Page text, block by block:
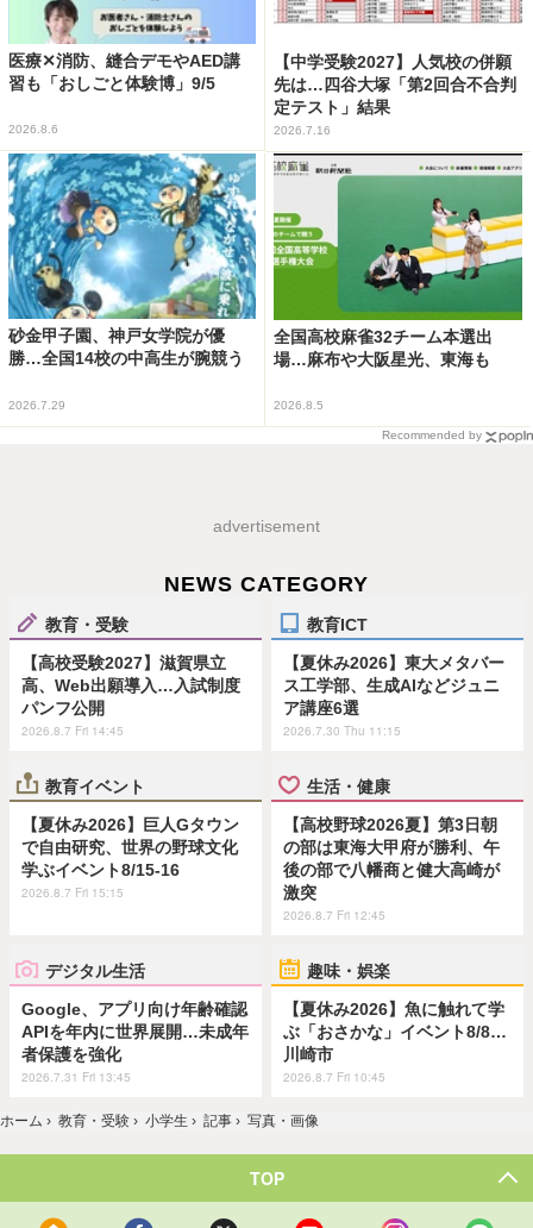
医療✕消防、縫合デモやAED講
習も「おしごと体験博」9/5
2026.8.6
【中学受験2027】人気校の併願
先は…四谷大塚「第2回合不合判
定テスト」結果
2026.7.16
砂金甲子園、神戸女学院が優
勝…全国14校の中高生が腕競う
2026.7.29
全国高校麻雀32チーム本選出
場…麻布や大阪星光、東海も
2026.8.5
Recommended by
advertisement
NEWS CATEGORY
教育・受験
【高校受験2027】滋賀県立
高、Web出願導入…入試制度
パンフ公開
2026.8.7 Fri 14:45
教育ICT
【夏休み2026】東大メタバー
ス工学部、生成AIなどジュニ
ア講座6選
2026.7.30 Thu 11:15
教育イベント
【夏休み2026】巨人Gタウン
で自由研究、世界の野球文化
学ぶイベント8/15-16
2026.8.7 Fri 15:15
生活・健康
【高校野球2026夏】第3日朝
の部は東海大甲府が勝利、午
後の部で八幡商と健大高崎が
激突
2026.8.7 Fri 12:45
デジタル生活
Google、アプリ向け年齢確認
APIを年内に世界展開…未成年
者保護を強化
2026.7.31 Fri 13:45
趣味・娯楽
【夏休み2026】魚に触れて学
ぶ「おさかな」イベント8/8…
川崎市
2026.8.7 Fri 10:45
ホーム › 教育・受験 › 小学生 › 記事 › 写真・画像
TOP